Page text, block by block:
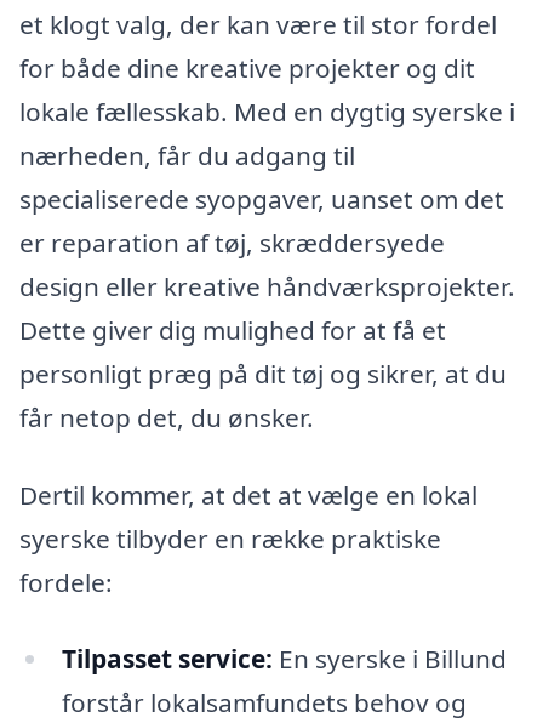
et klogt valg, der kan være til stor fordel
for både dine kreative projekter og dit
lokale fællesskab. Med en dygtig syerske i
nærheden, får du adgang til
specialiserede syopgaver, uanset om det
er reparation af tøj, skræddersyede
design eller kreative håndværksprojekter.
Dette giver dig mulighed for at få et
personligt præg på dit tøj og sikrer, at du
får netop det, du ønsker.
Dertil kommer, at det at vælge en lokal
syerske tilbyder en række praktiske
fordele:
Tilpasset service: En syerske i Billund
forstår lokalsamfundets behov og